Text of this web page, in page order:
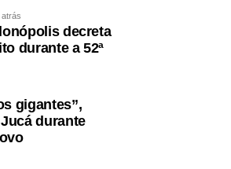
decreta
durante a 52ª
gigantes”,
durante